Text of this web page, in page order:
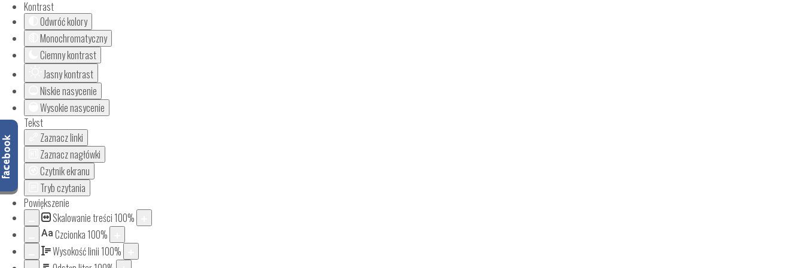
Kontrast
Odwróć kolory
Monochromatyczny
Ciemny kontrast
Jasny kontrast
Niskie nasycenie
Wysokie nasycenie
Tekst
Zaznacz linki
Zaznacz nagłówki
Czytnik ekranu
Tryb czytania
Powiększenie
Skalowanie treści 100%
Aa Czcionka 100%
Wysokość linii 100%